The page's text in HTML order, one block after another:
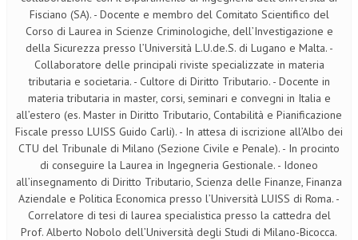
Fisciano (SA). - Docente e membro del Comitato Scientifico del
Corso di Laurea in Scienze Criminologiche, dell’Investigazione e
della Sicurezza presso l’Università L.U.de.S. di Lugano e Malta. -
Collaboratore delle principali riviste specializzate in materia
tributaria e societaria. - Cultore di Diritto Tributario. - Docente in
materia tributaria in master, corsi, seminari e convegni in Italia e
all’estero (es. Master in Diritto Tributario, Contabilità e Pianificazione
Fiscale presso LUISS Guido Carli). - In attesa di iscrizione all’Albo dei
CTU del Tribunale di Milano (Sezione Civile e Penale). - In procinto
di conseguire la Laurea in Ingegneria Gestionale. - Idoneo
all’insegnamento di Diritto Tributario, Scienza delle Finanze, Finanza
Aziendale e Politica Economica presso l’Università LUISS di Roma. -
Correlatore di tesi di laurea specialistica presso la cattedra del
Prof. Alberto Nobolo dell’Università degli Studi di Milano-Bicocca.